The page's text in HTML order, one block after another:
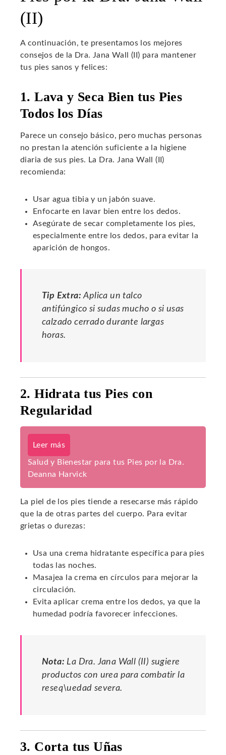
(II)
A continuación, te presentamos los mejores
consejos de la Dra. Jana Wall (II) para mantener
tus pies sanos y felices:
1. Lava y Seca Bien tus Pies
Todos los Días
Parece un consejo básico, pero muchas personas
no prestan la atención suficiente a la higiene
diaria de sus pies. La Dra. Jana Wall (II)
recomienda:
Usar agua tibia y un jabón suave.
Enfocarte en lavar bien entre los dedos.
Asegúrate de secar completamente los pies,
especialmente entre los dedos, para evitar la
aparición de hongos.
Tip Extra: Aplica un talco
antifúngico si sudas mucho o si usas
calzado cerrado durante largas
horas.
2. Hidrata tus Pies con
Regularidad
Leer más
Salud y Bienestar para tus Pies por la Dra.
Deanna Harvick
La piel de los pies tiende a resecarse más rápido
que la de otras partes del cuerpo. Para evitar
grietas o durezas:
Usa una crema hidratante específica para pies
todas las noches.
Masajea la crema en círculos para mejorar la
circulación.
Evita aplicar crema entre los dedos, ya que la
humedad podría favorecer infecciones.
Nota: La Dra. Jana Wall (II) sugiere
productos con urea para combatir la
reseq\uedad severa.
3. Corta tus Uñas